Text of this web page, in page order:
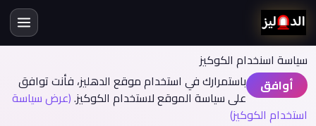
سياسة اسنخدام الكوكيز
أوافق
باستمرارك في استخدام موقع الدهليز، فأنت توافق
على سياسة الموقع لاستخدام الكوكيز.(عرض سياسة
استخدام الكوكيز)